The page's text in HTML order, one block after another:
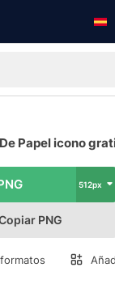
Papel icono
512px
PNG